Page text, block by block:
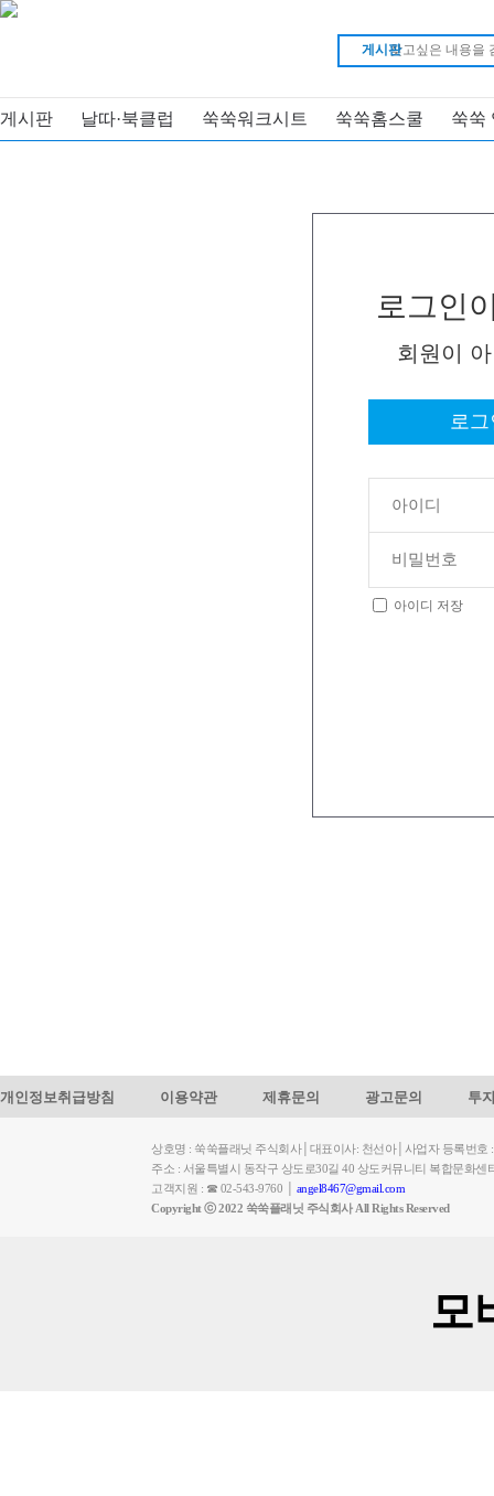
게시판
게시판 날따·북클럽 쑥쑥워크시트 쑥쑥홈스쿨 쑥쑥
로그인
회원이
로
아이디 저장
개인정보취급방침 이용약관 제휴문의 광고문의 투
상호명 : 쑥쑥플래닛 주식회사│대표이사: 천선아│사업자 등록번호
주소 : 서울특별시 동작구 상도로30길 40 상도커뮤니티 복합문화
고객지원 : ☎ 02-543-9760 │ angel8467@gmail.com
Copyright ⓒ 2022 쑥쑥플래닛 주식회사 All Rights Reserved
모